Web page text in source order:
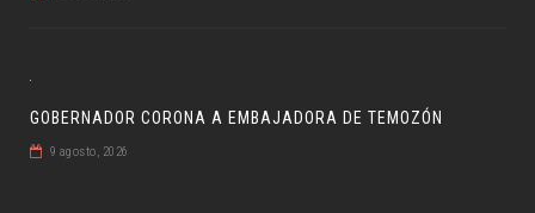
GOBERNADOR CORONA A EMBAJADORA DE TEMOZÓN
9 agosto, 2026